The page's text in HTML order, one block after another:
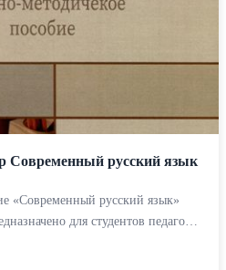
русский язык
«Современный русский язык»
для студентов педаго…